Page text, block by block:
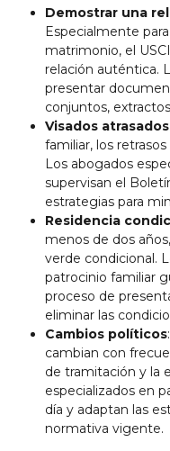
Demostrar una
Especialmente
matrimonio, el
relación auténtica.
presentar
conjuntos,
Visados atrasados
familiar, los
Los abogados
supervisan el
estrategias para
Residencia
menos de dos
verde condicional.
patrocinio familiar
proceso de
eliminar las
Cambios políticos
cambian con
de tramitación y la
especializados en
día y adaptan las
normativa vigente.